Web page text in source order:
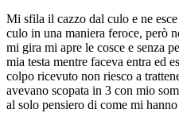
Mi sfila il cazzo dal culo e ne
culo in una maniera feroce, però
mi gira mi apre le cosce e senza
mia testa mentre faceva entra ed
colpo ricevuto non riesco a
avevano scopata in 3 con mio
al solo pensiero di come mi